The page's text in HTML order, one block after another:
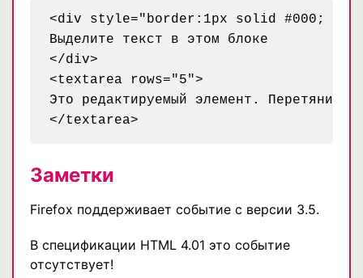
<div style="border:1px solid #000;
Выделите текст в этом блоке
</div>
<textarea rows="5">
Это редактируемый элемент. Перетяните
</textarea>
Заметки
Firefox поддерживает событие с версии 3.5.
В спецификации HTML 4.01 это событие
отсутствует!